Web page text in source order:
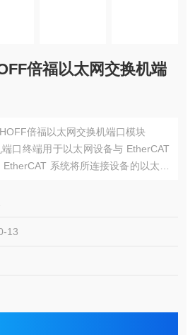
倍福以太网交换机端
倍福以太网交换机端口模块
口终端用于以太网设备与 EtherCAT
系统将所连接设备的以太网
装在 EtherCAT 绞线内的任何位置。
13